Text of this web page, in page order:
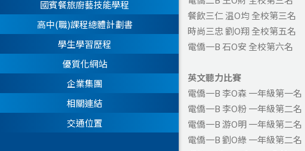
國賓餐旅廚藝技能學程
高中(職)課程總體計劃書
學生學習歷程
優質化網站
企業集團
相關連結
交通位置
餐飲三仁 温O均 全校第三名
時尚三忠 劉O翔 全校第五名
電僑一B 石O安 全校第六名
英文聽力比賽
電僑一B 李O森 一年級第一名
電僑一B 李O粉 一年級第二名
電僑一B 游O明 一年級第二名
電僑一B 劉O綠 一年級第二名